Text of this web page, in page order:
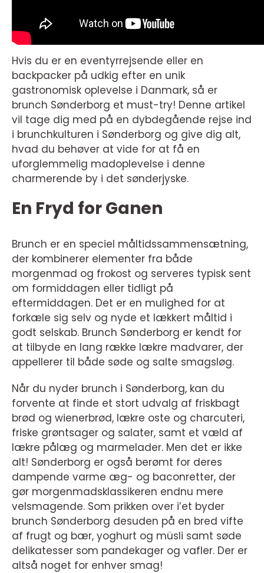
Hvis du er en eventyrrejsende eller en
backpacker på udkig efter en unik
gastronomisk oplevelse i Danmark, så er
brunch Sønderborg et must-try! Denne artikel
vil tage dig med på en dybdegående rejse ind
i brunchkulturen i Sønderborg og give dig alt,
hvad du behøver at vide for at få en
uforglemmelig madoplevelse i denne
charmerende by i det sønderjyske.
En Fryd for Ganen
Brunch er en speciel måltidssammensætning,
der kombinerer elementer fra både
morgenmad og frokost og serveres typisk sent
om formiddagen eller tidligt på
eftermiddagen. Det er en mulighed for at
forkæle sig selv og nyde et lækkert måltid i
godt selskab. Brunch Sønderborg er kendt for
at tilbyde en lang række lækre madvarer, der
appellerer til både søde og salte smagsløg.
Når du nyder brunch i Sønderborg, kan du
forvente at finde et stort udvalg af friskbagt
brød og wienerbrød, lækre oste og charcuteri,
friske grøntsager og salater, samt et væld af
lækre pålæg og marmelader. Men det er ikke
alt! Sønderborg er også berømt for deres
dampende varme æg- og baconretter, der
gør morgenmadsklassikeren endnu mere
velsmagende. Som prikken over i’et byder
brunch Sønderborg desuden på en bred vifte
af frugt og bær, yoghurt og müsli samt søde
delikatesser som pandekager og vafler. Der er
altså noget for enhver smag!